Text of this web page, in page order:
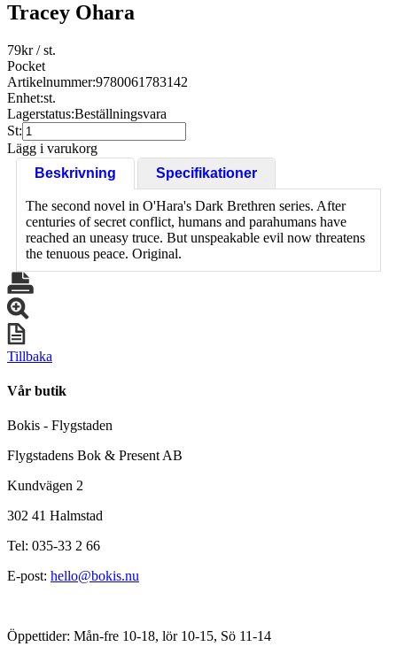
Tracey Ohara
79kr/ st.
Pocket
Artikelnummer:9780061783142
Enhet:st.
Lagerstatus:Beställningsvara
St:
Lägg i varukorg
Beskrivning
Specifikationer
The second novel in O'Hara's Dark Brethren series. After
centuries of secret conflict, humans and parahumans have
reached an uneasy truce. But unspeakable evil now threatens
the tenuous peace. Original.
Tillbaka
Vår butik
Bokis - Flygstaden
Flygstadens Bok & Present AB
Kundvägen 2
302 41 Halmstad
Tel: 035-33 2 66
E-post: hello@bokis.nu
Öppettider: Mån-fre 10-18, lör 10-15, Sö 11-14